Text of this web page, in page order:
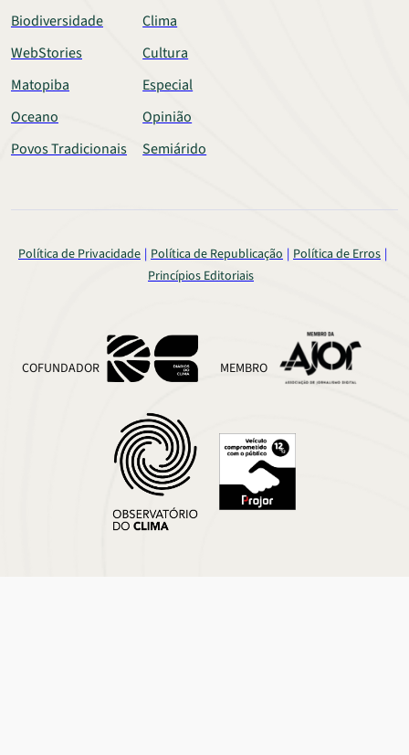
Biodiversidade
Clima
WebStories
Cultura
Matopiba
Especial
Oceano
Opinião
Povos Tradicionais
Semiárido
Política de Privacidade Política de Republicação
Política de Erros
Princípios Editoriais
COFUNDADOR MEMBRO